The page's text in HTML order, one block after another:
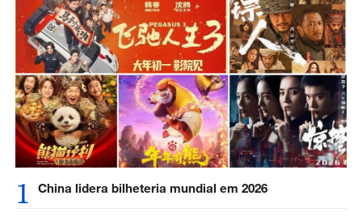
1 China lidera bilheteria mundial em 2026